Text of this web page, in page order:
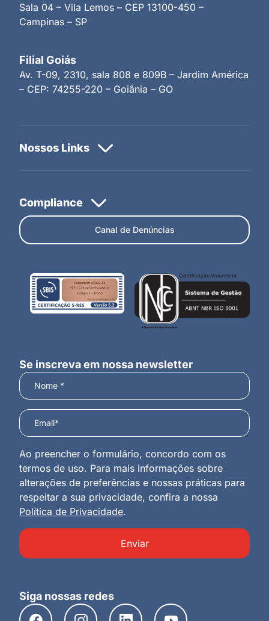
Sala 04 – Vila Lemos – CEP 13100-450 –
Campinas – SP
Filial Goiás
Av. T-09, 2310, sala 808 e 809B – Jardim América
– CEP: 74255-220 – Goiânia – GO
Canal de Denúncias
Se inscreva em nossa newsletter
Ao preencher o formulário, concordo com os
termos de uso. Para mais informações sobre
alterações de preferências e nossas práticas para
respeitar a sua privacidade, confira a nossa
Política de Privacidade.
Enviar
Siga nossas redes